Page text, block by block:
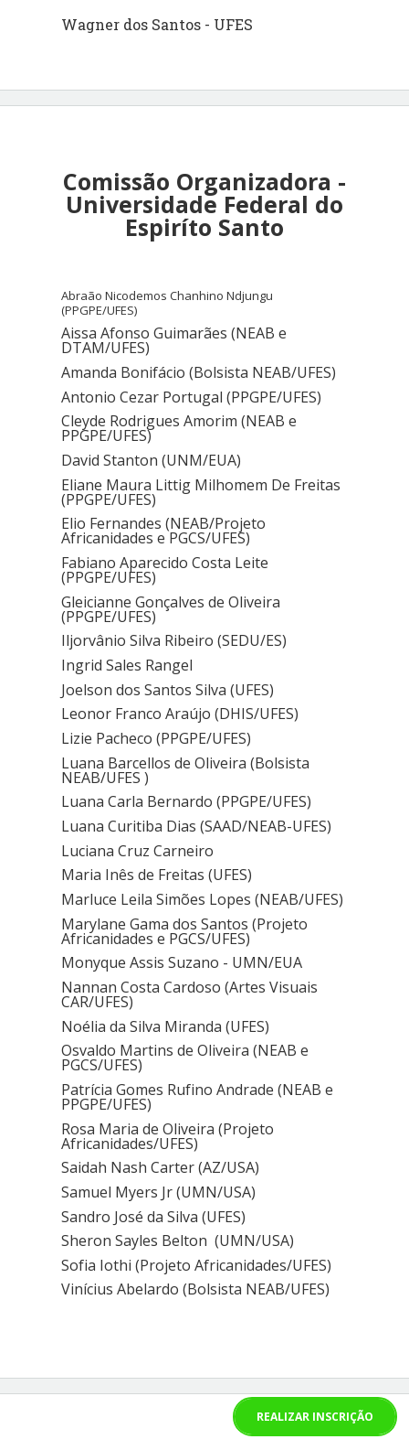
Wagner dos Santos - UFES
Comissão Organizadora -
Universidade Federal do
Espiríto Santo
Abraão Nicodemos Chanhino Ndjungu
(PPGPE/UFES)
Aissa Afonso Guimarães (NEAB e
DTAM/UFES)
Amanda Bonifácio (Bolsista NEAB/UFES)
Antonio Cezar Portugal (PPGPE/UFES)
Cleyde Rodrigues Amorim (NEAB e
PPGPE/UFES)
David Stanton (UNM/EUA)
Eliane Maura Littig Milhomem De Freitas
(PPGPE/UFES)
Elio Fernandes (NEAB/Projeto
Africanidades e PGCS/UFES)
Fabiano Aparecido Costa Leite
(PPGPE/UFES)
Gleicianne Gonçalves de Oliveira
(PPGPE/UFES)
Iljorvânio Silva Ribeiro (SEDU/ES)
Ingrid Sales Rangel
Joelson dos Santos Silva (UFES)
Leonor Franco Araújo (DHIS/UFES)
Lizie Pacheco (PPGPE/UFES)
Luana Barcellos de Oliveira (Bolsista
NEAB/UFES )
Luana Carla Bernardo (PPGPE/UFES)
Luana Curitiba Dias (SAAD/NEAB-UFES)
Luciana Cruz Carneiro
Maria Inês de Freitas (UFES)
Marluce Leila Simões Lopes (NEAB/UFES)
Marylane Gama dos Santos (Projeto
Africanidades e PGCS/UFES)
Monyque Assis Suzano - UMN/EUA
Nannan Costa Cardoso (Artes Visuais
CAR/UFES)
Noélia da Silva Miranda (UFES)
Osvaldo Martins de Oliveira (NEAB e
PGCS/UFES)
Patrícia Gomes Rufino Andrade (NEAB e
PPGPE/UFES)
Rosa Maria de Oliveira (Projeto
Africanidades/UFES)
Saidah Nash Carter (AZ/USA)
Samuel Myers Jr (UMN/USA)
Sandro José da Silva (UFES)
Sheron Sayles Belton (UMN/USA)
Sofia Iothi (Projeto Africanidades/UFES)
Vinícius Abelardo (Bolsista NEAB/UFES)
REALIZAR INSCRIÇÃO